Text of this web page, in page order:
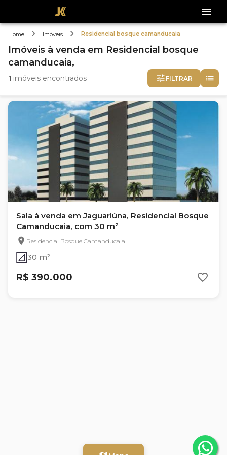
Home Imóveis Residencial bosque camanducaia
Imóveis à venda em Residencial bosque
camanducaia,
1 imóveis encontrados FILTRAR
Sala à venda em Jaguariúna, Residencial Bosque
Camanducaia, com 30 m²
Residencial Bosque Camanducaia
30 m²
R$ 390.000